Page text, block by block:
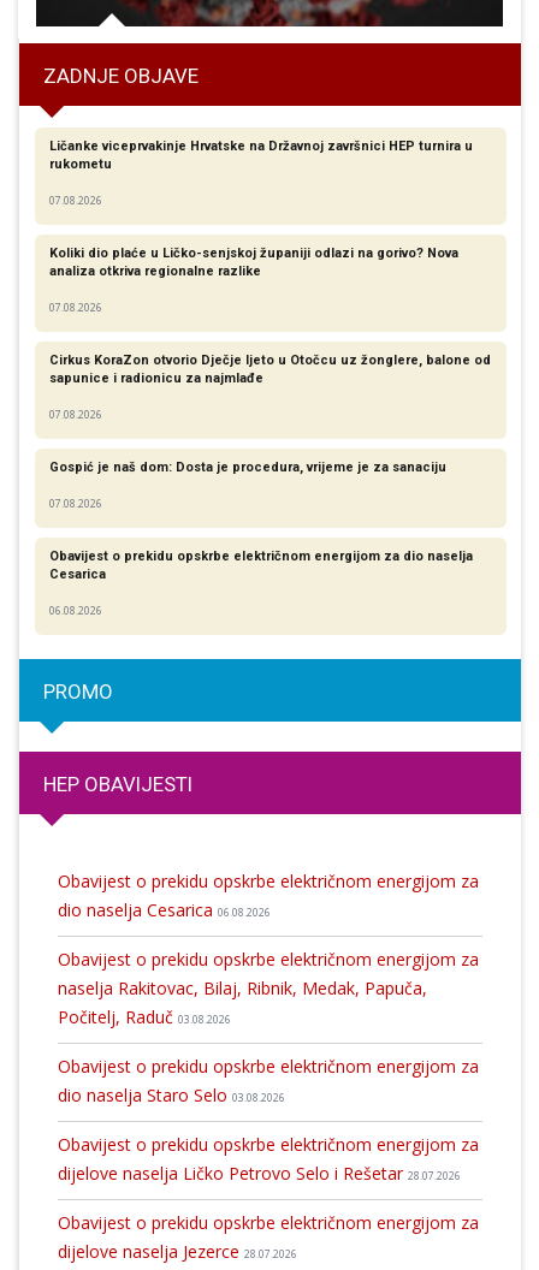
ZADNJE OBJAVE
Ličanke viceprvakinje Hrvatske na Državnoj završnici HEP turnira u
rukometu
07.08.2026
Koliki dio plaće u Ličko-senjskoj županiji odlazi na gorivo? Nova
analiza otkriva regionalne razlike​
07.08.2026
Cirkus KoraZon otvorio Dječje ljeto u Otočcu uz žonglere, balone od
sapunice i radionicu za najmlađe
07.08.2026
Gospić je naš dom: Dosta je procedura, vrijeme je za sanaciju
07.08.2026
Obavijest o prekidu opskrbe električnom energijom za dio naselja
Cesarica
06.08.2026
PROMO
HEP OBAVIJESTI
Obavijest o prekidu opskrbe električnom energijom za
dio naselja Cesarica 06.08.2026
Obavijest o prekidu opskrbe električnom energijom za
naselja Rakitovac, Bilaj, Ribnik, Medak, Papuča,
Počitelj, Raduč 03.08.2026
Obavijest o prekidu opskrbe električnom energijom za
dio naselja Staro Selo 03.08.2026
Obavijest o prekidu opskrbe električnom energijom za
dijelove naselja Ličko Petrovo Selo i Rešetar 28.07.2026
Obavijest o prekidu opskrbe električnom energijom za
dijelove naselja Jezerce 28.07.2026